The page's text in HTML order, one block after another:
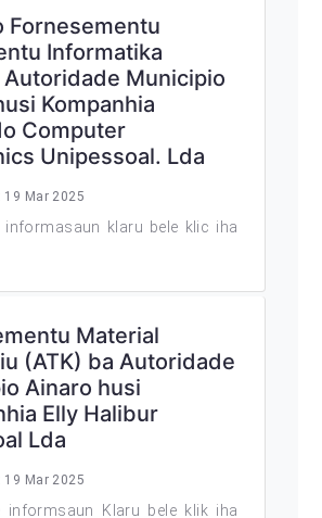
Fornesementu
Informatika
Autoridade Municipio
Kompanhia
Computer
Unipessoal. Lda
19 Mar 2025
informasaun klaru bele klic iha
Material
(ATK) ba Autoridade
Ainaro husi
Elly Halibur
Lda
19 Mar 2025
informsaun Klaru bele klik iha